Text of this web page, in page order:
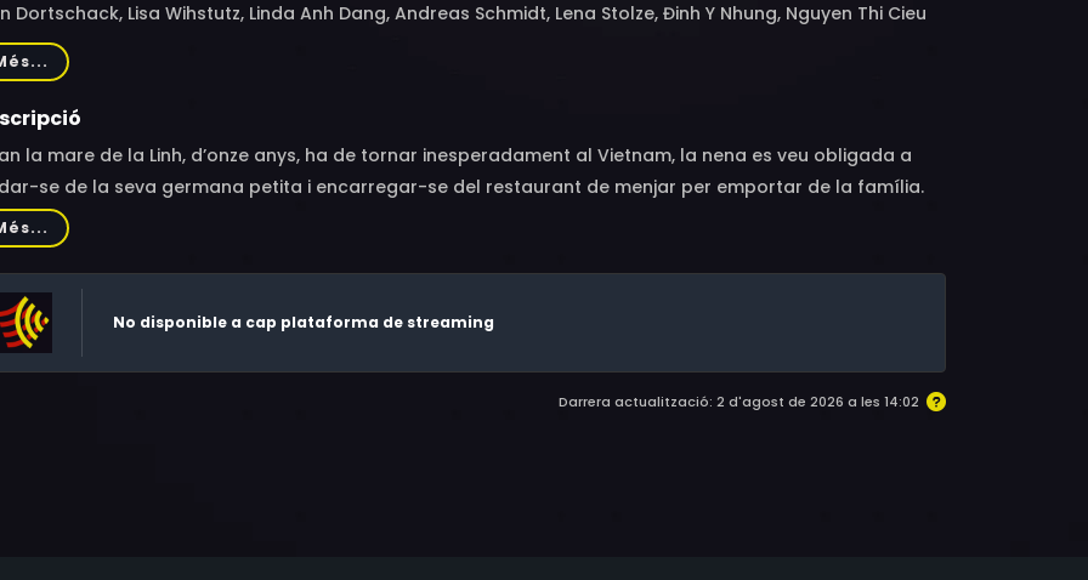
Dortschack, Lisa Wihstutz, Linda Anh Dang, Andreas Schmidt, Lena Stolze, Đinh Y Nhung, Nguyen Thi Cieu
Steffi Kühnert, Jörg Witte, Petra Kleinert, Annette Paulmann, Ulrich Brandhoff, Manuel Zschunke,
Fortuzzi, Mina-Giselle Rüffer, Mia Kasalo, Philippa Albrecht, Axel Thielmann, Ulrike Bliefert, Janina
Anna Schumacher, Chi Buu Le, Tam Luong Thi, Huy Truong, Florian Wihstutz, Constantin Bischoff, Manh
la mare de la Linh, d’onze anys, ha de tornar inesperadament al Vietnam, la nena es veu obligada a
se de la seva germana petita i encarregar-se del restaurant de menjar per emportar de la família.
no pot assabentar-se de la situació. Però la Pauline, una jove veïna amb dots per a l’espionatge,
el secret de les dues germanes.
No disponible a cap plataforma de streaming
Darrera actualització: 2 d'agost de 2026 a les 14:02